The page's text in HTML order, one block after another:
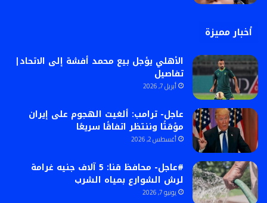
أخبار مميزة
الأهلي يؤجل بيع محمد أفشة إلى الاتحاد|
تفاصيل
أبريل 7, 2026
عاجل- ترامب: ألغيت الهجوم على إيران
مؤقتًا وننتظر اتفاقًا سريعًا
أغسطس 2, 2026
#عاجل- محافظ قنا: 5 آلاف جنيه غرامة
لرش الشوارع بمياه الشرب
يونيو 7, 2026